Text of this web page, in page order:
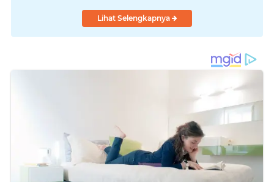
Lihat Selengkapnya